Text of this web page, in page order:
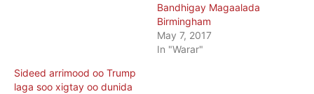
Bandhigay Magaalada
Birmingham
May 7, 2017
In "Warar"
Sideed arrimood oo Trump
laga soo xigtay oo dunida